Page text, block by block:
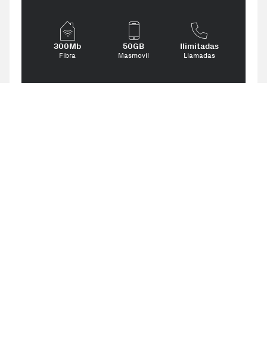
300Mb
Fibra
50GB
Masmovil
Ilimitadas
Llamadas